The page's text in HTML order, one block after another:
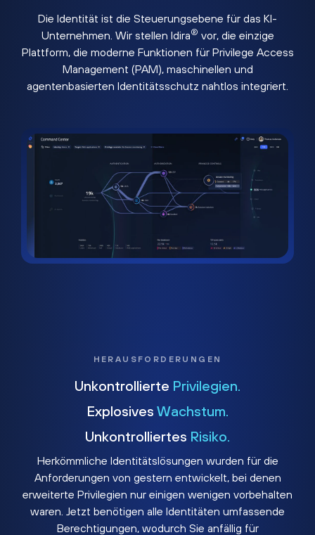
Die Identität ist die Steuerungsebene für das KI-
Unternehmen. Wir stellen Idira® vor, die einzige
Plattform, die moderne Funktionen für Privilege Access
Management (PAM), maschinellen und
agentenbasierten Identitätsschutz nahtlos integriert.
HERAUSFORDERUNGEN
Unkontrollierte Privilegien.
Explosives Wachstum.
Unkontrolliertes Risiko.
Herkömmliche Identitätslösungen wurden für die
Anforderungen von gestern entwickelt, bei denen
erweiterte Privilegien nur einigen wenigen vorbehalten
waren. Jetzt benötigen alle Identitäten umfassende
Berechtigungen, wodurch Sie anfällig für